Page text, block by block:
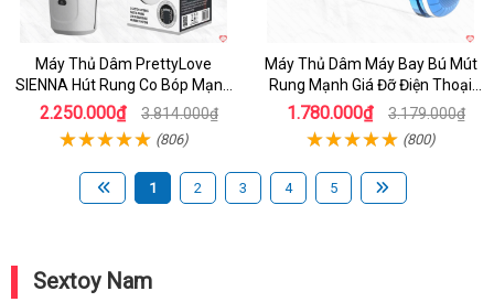
Máy Thủ Dâm PrettyLove
SIENNA Hút Rung Co Bóp Mạnh
Mẽ Nam
2.250.000₫ 3.814.000₫
(806)
Máy Thủ Dâm Máy Bay Bú Mút
Rung Mạnh Giá Đỡ Điện Thoại
Chính Hãng
1.780.000₫ 3.179.000₫
(800)
1 2 3 4 5
Sextoy Nam